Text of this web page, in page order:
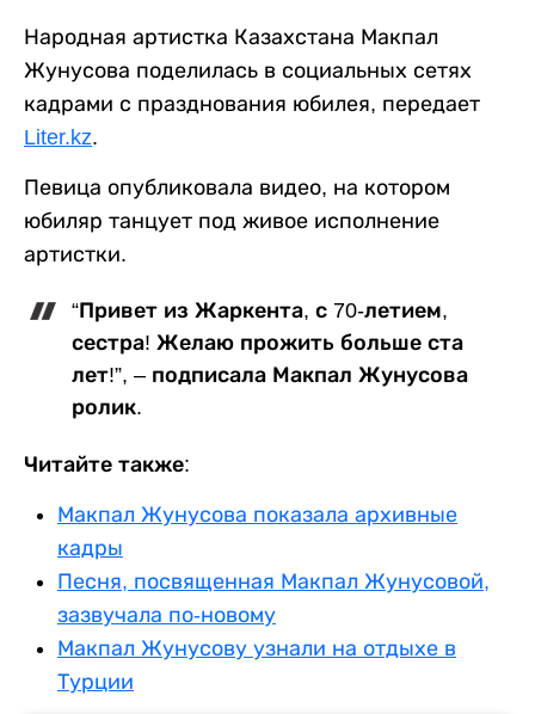
Народная артистка Казахстана Макпал
Жунусова поделилась в социальных сетях
кадрами с празднования юбилея, передает
Liter.kz.
Певица опубликовала видео, на котором
юбиляр танцует под живое исполнение
артистки.
“Привет из Жаркента, с 70-летием,
сестра! Желаю прожить больше ста
лет!”, – подписала Макпал Жунусова
ролик.
Читайте также:
Макпал Жунусова показала архивные
кадры
Песня, посвященная Макпал Жунусовой,
зазвучала по-новому
Макпал Жунусову узнали на отдыхе в
Турции